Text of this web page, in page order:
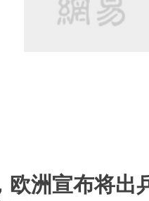
欧洲宣布将出